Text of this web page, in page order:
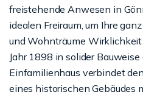
freistehende Anwesen in
idealen Freiraum, um Ihre
und Wohnträume
Jahr 1898 in solider
Einfamilienhaus verbindet
eines historischen Gebäudes